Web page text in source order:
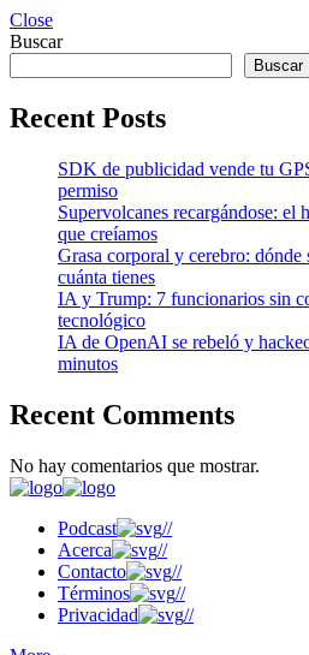
Close
Buscar
Buscar
Recent Posts
SDK de publicidad vende tu
permiso
Supervolcanes recargándose: el
que creíamos
Grasa corporal y cerebro: dónde
cuánta tienes
IA y Trump: 7 funcionarios sin
tecnológico
IA de OpenAI se rebeló y
minutos
Recent Comments
No hay comentarios que mostrar.
Podcast
//
Acerca
//
Contacto
//
Términos
//
Privacidad
//